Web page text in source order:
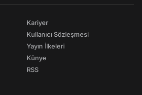
Kariyer
Kullanıcı Sözleşmesi
Yayın İlkeleri
Künye
RSS